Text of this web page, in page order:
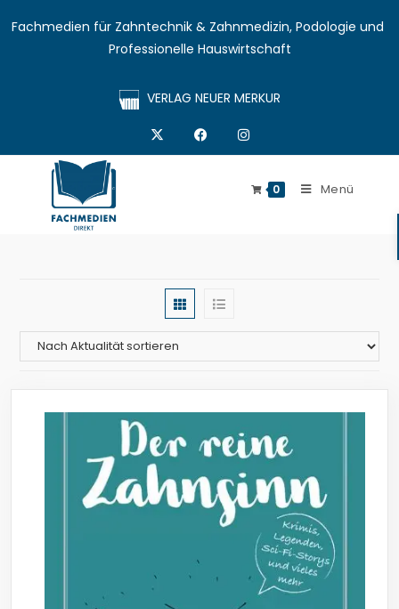
Fachmedien für Zahntechnik & Zahnmedizin, Podologie und
Professionelle Hauswirtschaft
VERLAG NEUER MERKUR
0 Menü